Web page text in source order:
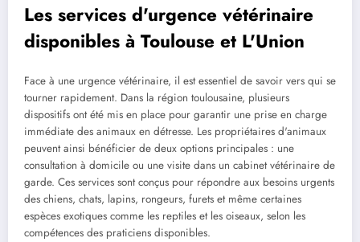
Les services d'urgence vétérinaire
disponibles à Toulouse et L'Union
Face à une urgence vétérinaire, il est essentiel de savoir vers qui se
tourner rapidement. Dans la région toulousaine, plusieurs
dispositifs ont été mis en place pour garantir une prise en charge
immédiate des animaux en détresse. Les propriétaires d'animaux
peuvent ainsi bénéficier de deux options principales : une
consultation à domicile ou une visite dans un cabinet vétérinaire de
garde. Ces services sont conçus pour répondre aux besoins urgents
des chiens, chats, lapins, rongeurs, furets et même certaines
espèces exotiques comme les reptiles et les oiseaux, selon les
compétences des praticiens disponibles.